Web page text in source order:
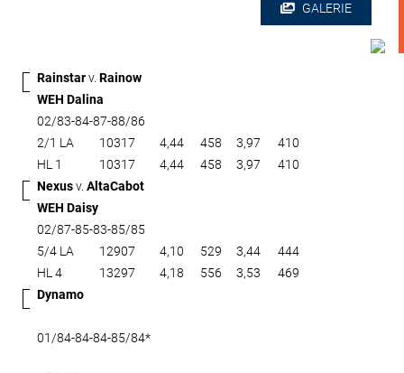
GALERIE
Rainstarv. Rainow
WEH Dalina
02/83-84-87-88/86
2/1 LA
10317 4,44 458 3,97
410
HL 1
10317 4,44 458 3,97
410
Nexusv. AltaCabot
WEH Daisy
02/87-85-83-85/85
5/4 LA
12907 4,10 529 3,44
444
HL 4
13297 4,18 556 3,53
469
Dynamo
01/84-84-84-85/84*